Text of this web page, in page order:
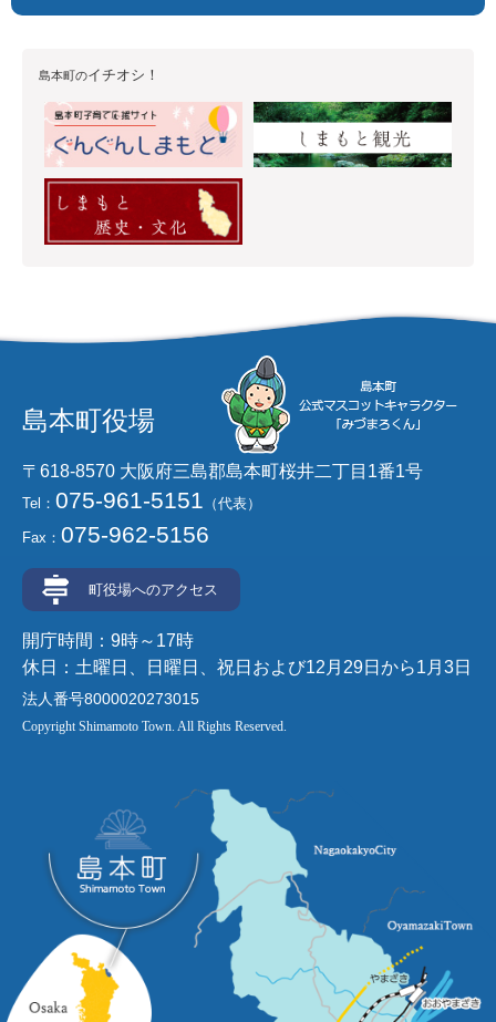
島本町のイチオシ！
島本町役場
〒618-8570 大阪府三島郡島本町桜井二丁目1番1号
Tel： 075-961-5151 （代表）
Fax： 075-962-5156
町役場へのアクセス
開庁時間：9時～17時
休日：土曜日、日曜日、祝日および12月29日から1月3日
法人番号8000020273015
Copyright Shimamoto Town. All Rights Reserved.